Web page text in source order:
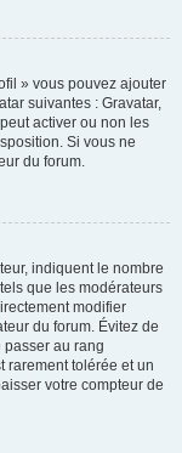
» vous pouvez ajouter
suivantes : Gravatar,
activer ou non les
Si vous ne
du forum.
indiquent le nombre
que les modérateurs
modifier
du forum. Évitez de
passer au rang
rarement tolérée et un
votre compteur de